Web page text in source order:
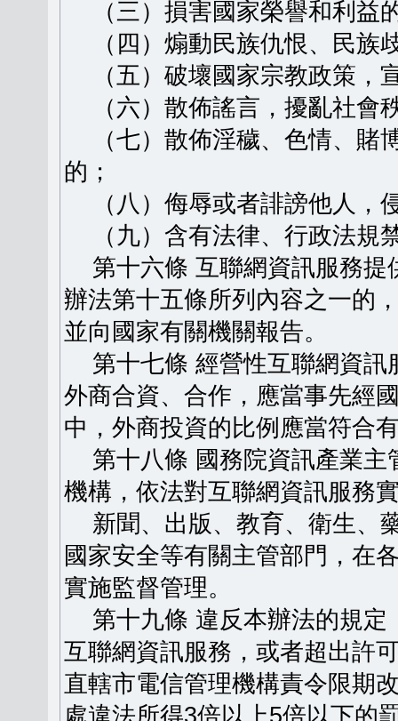
（三）損害國家榮譽和利益
（四）煽動民族仇恨、民族
（五）破壞國家宗教政策，
（六）散佈謠言，擾亂社會
（七）散佈淫穢、色情、賭
的；
（八）侮辱或者誹謗他人，
（九）含有法律、行政法規
第十六條 互聯網資訊服務提
辦法第十五條所列內容之一的
並向國家有關機關報告。
第十七條 經營性互聯網資訊
外商合資、合作，應當事先經
中，外商投資的比例應當符合
第十八條 國務院資訊產業主
機構，依法對互聯網資訊服務
新聞、出版、教育、衛生、
國家安全等有關主管部門，在
實施監督管理。
第十九條 違反本辦法的規定
互聯網資訊服務，或者超出許
直轄市電信管理機構責令限期
處違法所得3倍以上5倍以下的